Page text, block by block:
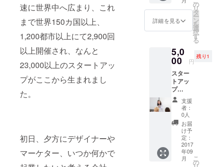
速に世界中へ広まり、これ
まで世界150カ国以上、
1,200都市以上にて2,900回
以上開催され、なんと
23,000以上のスタートアッ
プがここから生まれまし
た。
初日、夕方にデザイナーや
マーケター、いつか何かで
ルス
テッ
カー、
もお届
け。
Guesth
ouse
RICOの
ドミト
リー
宿泊券
（1
泊）。
Guesth
ouseRI
COは、
日本全
国から
世界中
から旅
人が集
まり出
会う場
所。 ス
タート
詳細を見る
の
リ
タ
ー
ン
を
選
択
す
る
5,0
00 円
残り1
スター
トアッ
プ
ウィー
クエン
ドわか
やまの
オーガ
ナイ
ザーに
して、
中小企
支援
者：
0人
お届
け予
定：
2017
年09
月
こ
の